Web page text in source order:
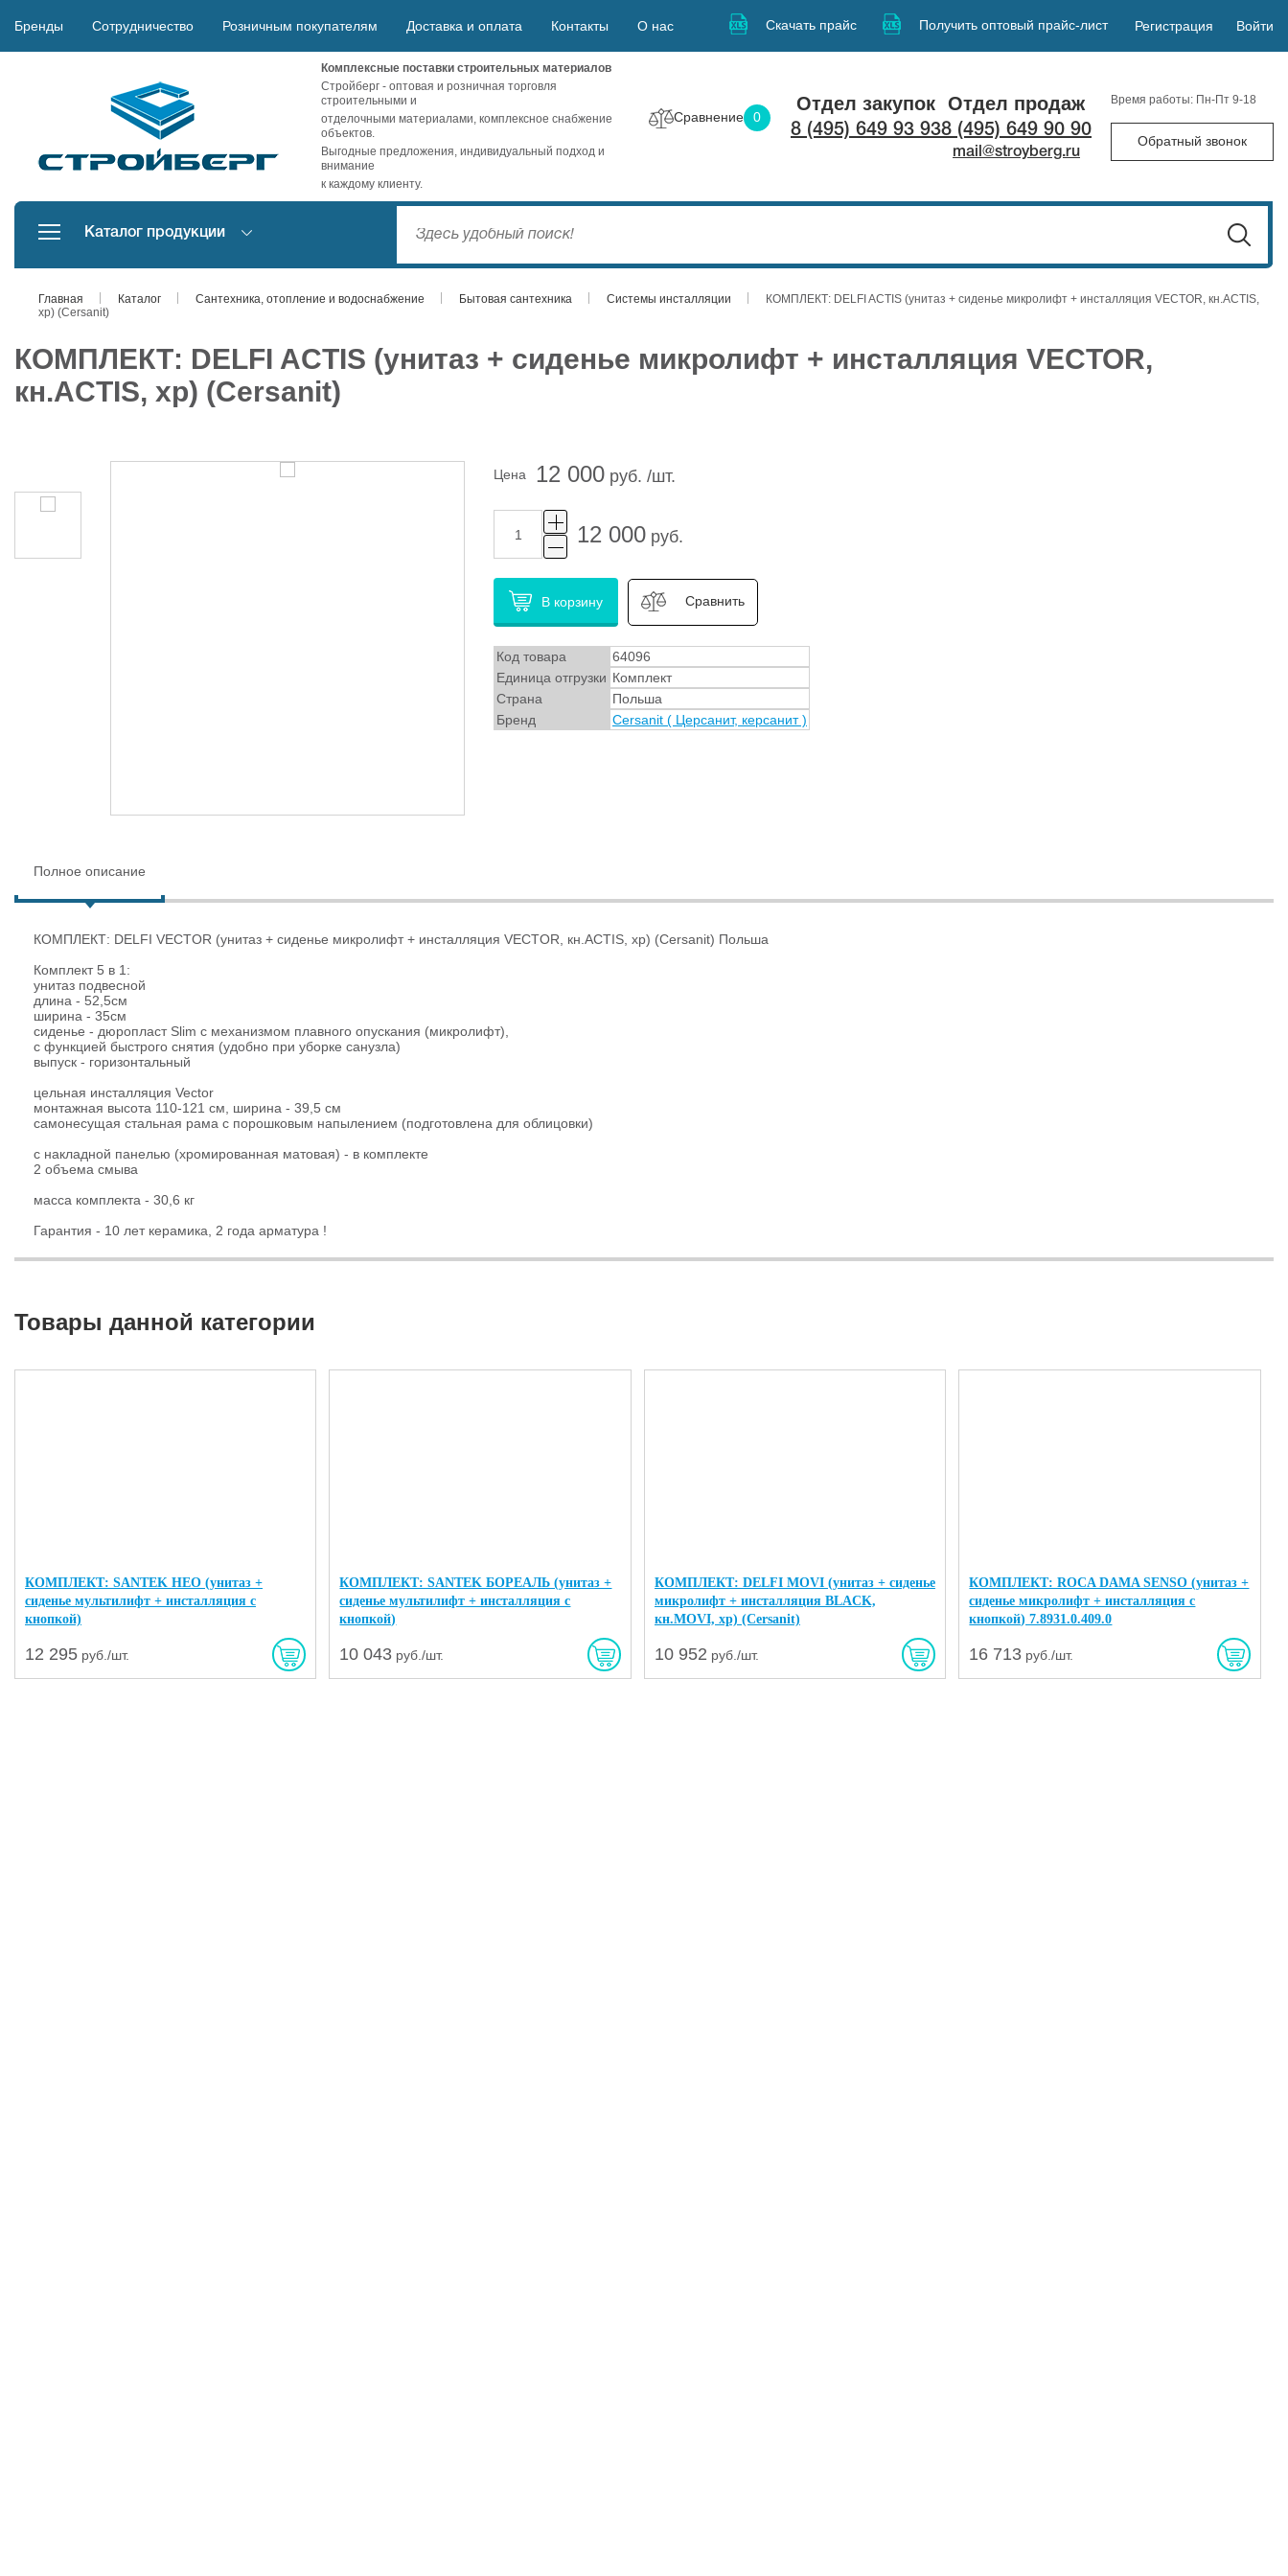
Бренды Сотрудничество Розничным покупателям Доставка и оплата Контакты О нас Скачать прайс Получить оптовый прайс-лист Регистрация Войти
Комплексные поставки строительных материалов
Стройберг - оптовая и розничная торговля
строительными и
отделочными материалами, комплексное снабжение
объектов.
Выгодные предложения, индивидуальный подход и
внимание
к каждому клиенту.
Сравнение 0
Отдел закупок
8 (495) 649 93 93
Отдел продаж
8 (495) 649 90 90
mail@stroyberg.ru
Время работы: Пн-Пт 9-18
Обратный звонок
Каталог продукции
Главная Каталог Сантехника, отопление и водоснабжение Бытовая сантехника Системы инсталляции
КОМПЛЕКТ: DELFI ACTIS (унитаз + сиденье микролифт + инсталляция VECTOR, кн.ACTIS,
хр) (Cersanit)
КОМПЛЕКТ: DELFI ACTIS (унитаз + сиденье микролифт + инсталляция VECTOR,
кн.ACTIS, хр) (Cersanit)
Цена 12 000 руб. /шт.
12 000 руб.
В корзину Сравнить
Код товара
64096
Единица отгрузки Комплект
Страна
Польша
Бренд
Cersanit ( Церсанит, керсанит )
Полное описание
КОМПЛЕКТ: DELFI VECTOR (унитаз + сиденье микролифт + инсталляция VECTOR, кн.ACTIS, хр) (Cersanit) Польша
Комплект 5 в 1:
унитаз подвесной
длина - 52,5см
ширина - 35см
сиденье - дюропласт Slim с механизмом плавного опускания (микролифт),
с функцией быстрого снятия (удобно при уборке санузла)
выпуск - горизонтальный
цельная инсталляция Vector
монтажная высота 110-121 см, ширина - 39,5 см
самонесущая стальная рама с порошковым напылением (подготовлена для облицовки)
с накладной панелью (хромированная матовая) - в комплекте
2 объема смыва
масса комплекта - 30,6 кг
Гарантия - 10 лет керамика, 2 года арматура !
Товары данной категории
КОМПЛЕКТ: SANTEK НЕО (унитаз +
сиденье мультилифт + инсталляция с
кнопкой)
12 295 руб./шт.
КОМПЛЕКТ: SANTEK БОРЕАЛЬ (унитаз +
сиденье мультилифт + инсталляция с
кнопкой)
10 043 руб./шт.
КОМПЛЕКТ: DELFI MOVI (унитаз + сиденье
микролифт + инсталляция BLACK,
кн.MOVI, хр) (Cersanit)
10 952 руб./шт.
КОМПЛЕКТ: ROCA DAMA SENSO (унитаз +
сиденье микролифт + инсталляция с
кнопкой) 7.8931.0.409.0
16 713 руб./шт.